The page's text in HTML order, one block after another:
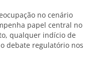
no cenário
papel central no
qualquer indício de
debate regulatório nos